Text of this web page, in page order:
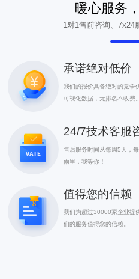
暖心服务
1对1售前咨询、7x24
承诺绝对低价
我们的报价具备绝对的竞争
可视化数据，无排名不收费。
24/7技术客服
售后服务时间从每周5天，
雨里，我等你！
值得您的信赖
我们为超过30000家企业提
们的服务值得您的信赖。